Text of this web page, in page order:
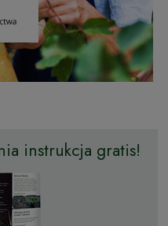
instrukcja gratis!